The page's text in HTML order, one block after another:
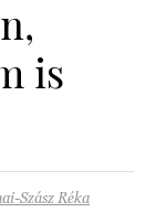
is
Szász Réka